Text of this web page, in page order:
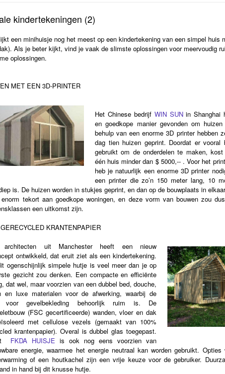
kindertekeningen (2)
een minihuisje nog het meest op een kindertekening van een simpel huis
Als je beter kijkt, vind je vaak de slimste oplossingen voor meervoudig
oplossingen.
MET EEN 3D-PRINTER
Het Chinese bedrijf WIN SUNin Shanghai
en goedkope manier gevonden om
behulp van een enorme 3D printer hebben
dag tien huizen geprint. Doordat er vooral
gebruikt om de onderdelen te maken,
één huis minder dan $ 5000,-- . Voor het
heb je natuurlijk een enorme 3D printer
een printer die zo’n 150 meter lang, 10
is. De huizen worden in stukjes geprint, en dan op de bouwplaats in
tekort aan goedkope woningen, en deze vorm van bouwen zou
een uitkomst zijn.
KRANTENPAPIER
architecten uit Manchester heeft een nieuw
ontwikkeld, dat eruit ziet als een kindertekening.
ogenschijnlijk simpele hutje is veel meer dan je op
gezicht zou denken. Een compacte en efficiënte
dat wel, maar voorzien van een dubbel bed, douche,
en luxe materialen voor de afwerking, waarbij de
voor gevelbekleding behoorlijk ruim is. De
(FSC gecertificeerde) wanden, vloer en dak
met cellulose vezels (gemaakt van 100%
krantenpapier). Overal is dubbel glas toegepast.
FKDA HUISJE is ook nog eens voorzien van
energie, waarmee het energie neutraal kan worden gebruikt. Opties
of een houtkachel zijn een vrije keuze voor de gebruiker.
in hand bij dit knusse hutje.